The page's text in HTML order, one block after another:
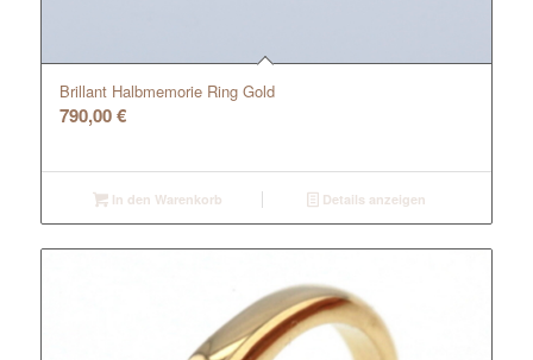
Brillant Halbmemorie Ring Gold
790,00€
In den Warenkorb Details anzeigen